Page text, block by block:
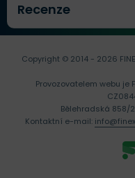
Recenze
Copyright © 2014 - 2026
Provozovatelem webu je
Bělehradská 858/
Kontaktní e-mail: